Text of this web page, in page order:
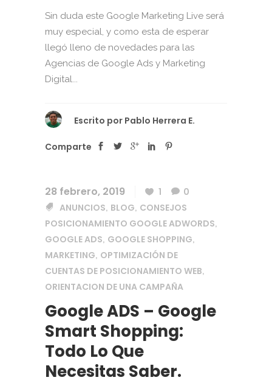
Sin duda este Google Marketing Live será
muy especial, y como esta de esperar
llegó lleno de novedades para las
Agencias de Google Ads y Marketing
Digital...
Escrito por Pablo Herrera E.
Comparte
28 febrero, 2019 1
0
ANUNCIOS, BLOG, CONSEJOS
POSICIONAMIENTO GOOGLE ADWORDS,
GOOGLE ADS, GOOGLE SHOPPING,
MARKETING, OPTIMIZACIÓN DE
CUENTAS DE POSICIONAMIENTO WEB,
ORIENTACION DE UNA CAMPAÑA
Google ADS – Google
Smart Shopping:
Todo Lo Que
Necesitas Saber.